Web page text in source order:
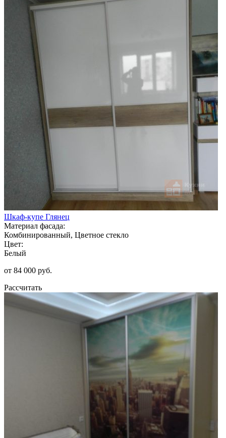
Шкаф-купе Глянец
Материал фасада:
Комбинированный, Цветное стекло
Цвет:
Белый
от 84 000 руб.
Рассчитать